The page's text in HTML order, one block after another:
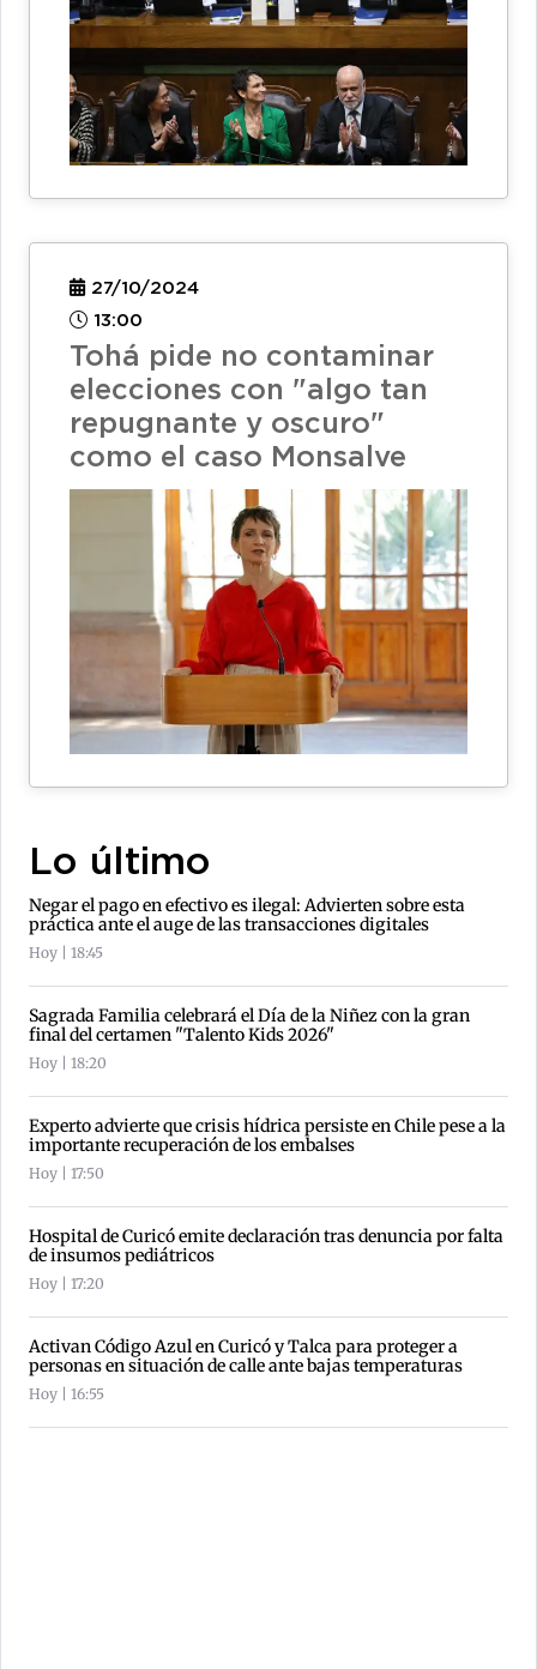
27/10/2024
13:00
Tohá pide no contaminar
elecciones con "algo tan
repugnante y oscuro"
como el caso Monsalve
Lo último
Negar el pago en efectivo es ilegal: Advierten sobre esta
práctica ante el auge de las transacciones digitales
Hoy | 18:45
Sagrada Familia celebrará el Día de la Niñez con la gran
final del certamen "Talento Kids 2026"
Hoy | 18:20
Experto advierte que crisis hídrica persiste en Chile pese a la
importante recuperación de los embalses
Hoy | 17:50
Hospital de Curicó emite declaración tras denuncia por falta
de insumos pediátricos
Hoy | 17:20
Activan Código Azul en Curicó y Talca para proteger a
personas en situación de calle ante bajas temperaturas
Hoy | 16:55